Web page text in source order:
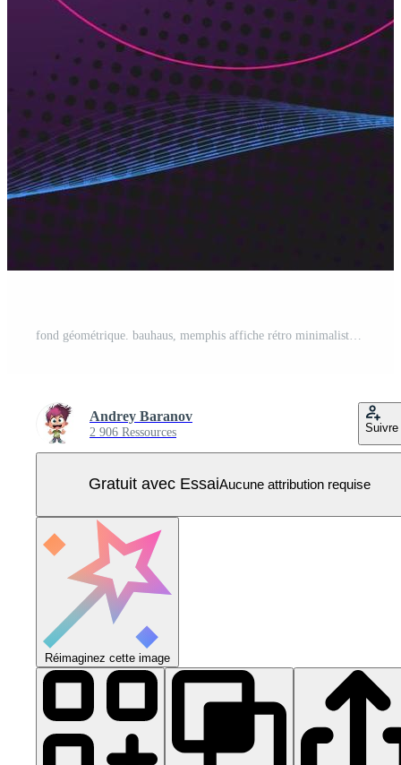
Andrey Baranov
2 906 Ressources Suivre
Gratuit avec EssaiAucune attribution requise
Réimaginez cette image